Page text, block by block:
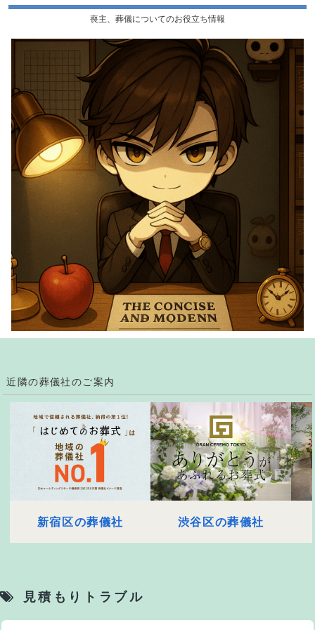
喪主、葬儀についてのお役立ち情報
近隣の葬儀社のご案内
新宿区の葬儀社 渋谷区の葬儀社
見積もりトラブル